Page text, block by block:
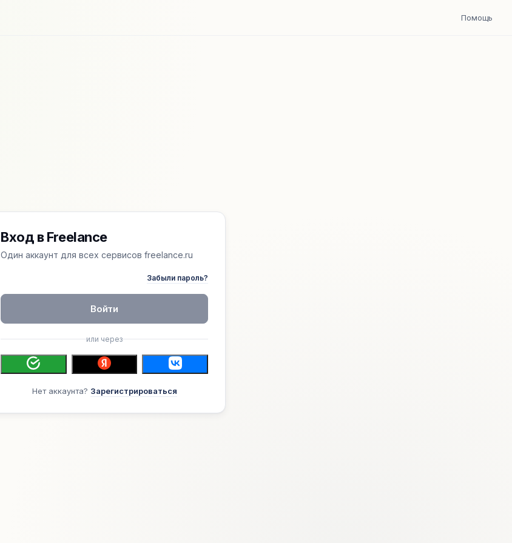
Помощь
Вход в Freelance
Один аккаунт для всех сервисов freelance.ru
Забыли пароль?
Войти
или через
Нет аккаунта? Зарегистрироваться